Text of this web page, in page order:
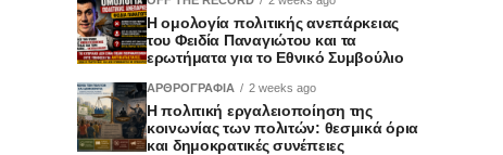
Η ομολογία πολιτικής ανεπάρκειας
του Φειδία Παναγιώτου και τα
ερωτήματα για το Εθνικό Συμβούλιο
ΑΡΘΡΟΓΡΑΦΙΑ 2 weeks ago
Η πολιτική εργαλειοποίηση της
κοινωνίας των πολιτών: θεσμικά όρια
και δημοκρατικές συνέπειες